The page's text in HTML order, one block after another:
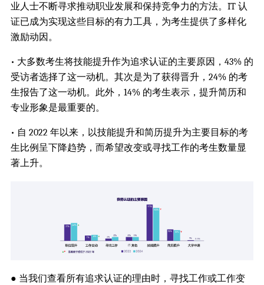
业人士不断寻求推动职业发展和保持竞争力的方法。IT 认
证已成为实现这些目标的有力工具，为考生提供了多样化
激励动因。
• 大多数考生将技能提升作为追求认证的主要原因，43% 的
受访者选择了这一动机。其次是为了获得晋升，24% 的考
生报告了这一动机。此外，14% 的考生表示，提升简历和
专业形象是最重要的。
• 自 2022 年以来，以技能提升和简历提升为主要目标的考
生比例呈下降趋势，而希望改变或寻找工作的考生数量显
著上升。
● 当我们查看所有追求认证的理由时，寻找工作或工作变